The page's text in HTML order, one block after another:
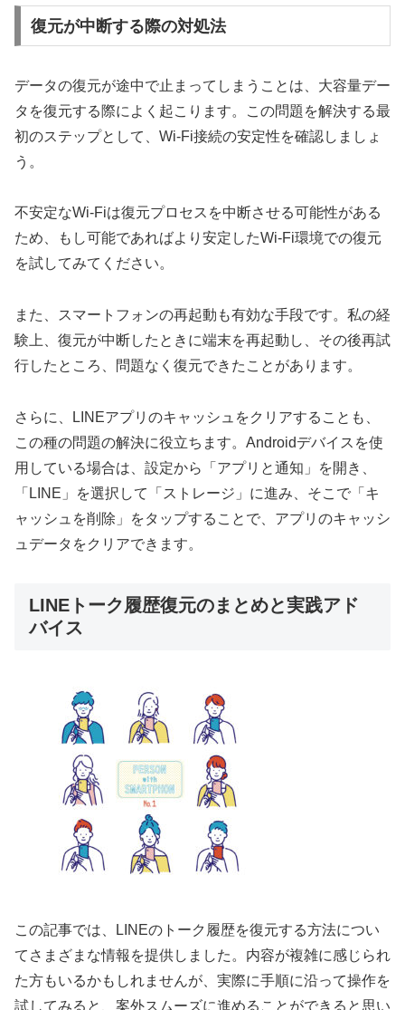
復元が中断する際の対処法
データの復元が途中で止まってしまうことは、大容量デー
タを復元する際によく起こります。この問題を解決する最
初のステップとして、Wi-Fi接続の安定性を確認しましょ
う。
不安定なWi-Fiは復元プロセスを中断させる可能性がある
ため、もし可能であればより安定したWi-Fi環境での復元
を試してみてください。
また、スマートフォンの再起動も有効な手段です。私の経
験上、復元が中断したときに端末を再起動し、その後再試
行したところ、問題なく復元できたことがあります。
さらに、LINEアプリのキャッシュをクリアすることも、
この種の問題の解決に役立ちます。Androidデバイスを使
用している場合は、設定から「アプリと通知」を開き、
「LINE」を選択して「ストレージ」に進み、そこで「キ
ャッシュを削除」をタップすることで、アプリのキャッシ
ュデータをクリアできます。
LINEトーク履歴復元のまとめと実践アド
バイス
この記事では、LINEのトーク履歴を復元する方法につい
てさまざまな情報を提供しました。内容が複雑に感じられ
た方もいるかもしれませんが、実際に手順に沿って操作を
試してみると、案外スムーズに進めることができると思い